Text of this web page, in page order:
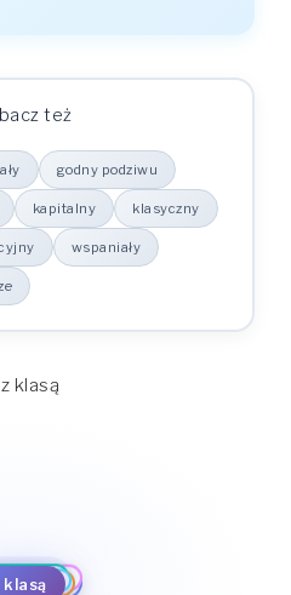
też
godny podziwu
kapitalny klasyczny
wspaniały
klasą
klasądobry
podziwu
idealnydobrze